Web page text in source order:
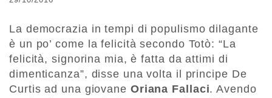
La democrazia in tempi di populismo dilagante
è un po’ come la felicità secondo Totò: “La
felicità, signorina mia, è fatta da attimi di
dimenticanza”, disse una volta il principe De
Curtis ad una giovane Oriana Fallaci. Avendo